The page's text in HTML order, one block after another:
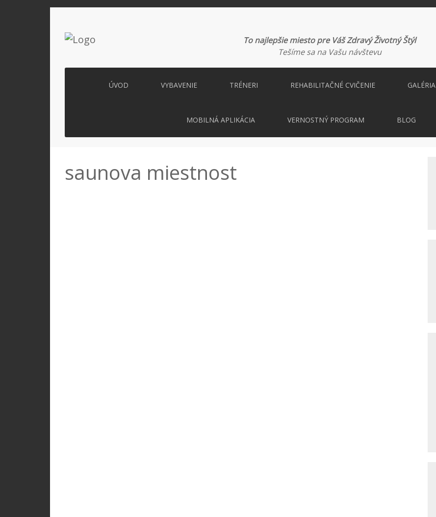
To najlepšie miesto pre Váš Zdravý Životný Štýl
Tešíme sa na Vašu návštevu
ÚVOD VYBAVENIE TRÉNERI REHABILITAČNÉ CVIČENIE GALÉRIA
MOBILNÁ APLIKÁCIA VERNOSTNÝ PROGRAM BLOG
saunova miestnost